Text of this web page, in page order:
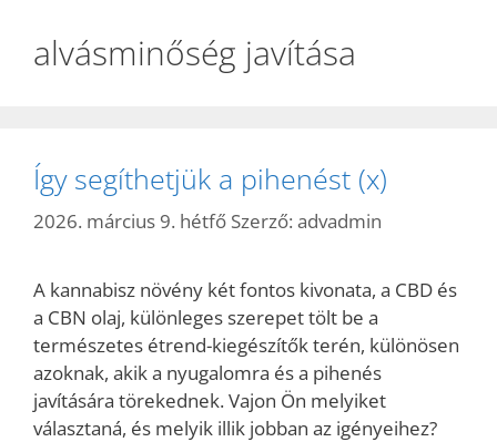
alvásminőség javítása
Így segíthetjük a pihenést (x)
2026. március 9. hétfő Szerző: advadmin
A kannabisz növény két fontos kivonata, a CBD és
a CBN olaj, különleges szerepet tölt be a
természetes étrend-kiegészítők terén, különösen
azoknak, akik a nyugalomra és a pihenés
javítására törekednek. Vajon Ön melyiket
választaná, és melyik illik jobban az igényeihez?